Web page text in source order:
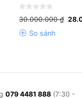
Giá
0
out
of
5
30.000.000₫ Giá
gốc
So sánh
079 4481 888 (7:30 -